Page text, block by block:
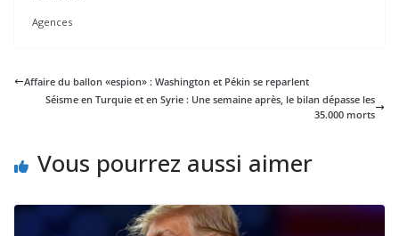
Agences
Affaire du ballon «espion» : Washington et Pékin se reparlent
Séisme en Turquie et en Syrie : Une semaine après, le bilan dépasse les
35.000 morts
Vous pourrez aussi aimer